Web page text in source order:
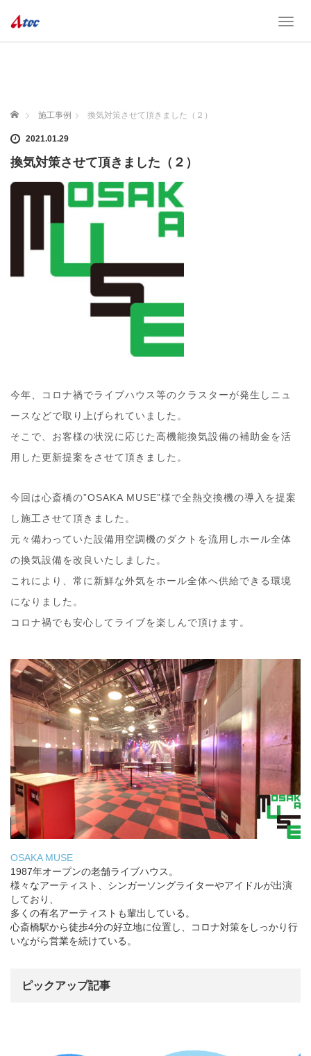
T
ホーム 施工事例 換気対策させて頂きました（２）
2021.01.29
換気対策させて頂きました（２）
今年、コロナ禍でライブハウス等のクラスターが発生しニュ
ースなどで取り上げられていました。
そこで、お客様の状況に応じた高機能換気設備の補助金を活
用した更新提案をさせて頂きました。
今回は心斎橋の”OSAKA MUSE”様で全熱交換機の導入を提案
し施工させて頂きました。
元々備わっていた設備用空調機のダクトを流用しホール全体
の換気設備を改良いたしました。
これにより、常に新鮮な外気をホール全体へ供給できる環境
になりました。
コロナ禍でも安心してライブを楽しんで頂けます。
OSAKA MUSE
1987年オープンの老舗ライブハウス。
様々なアーティスト、シンガーソングライターやアイドルが出演
しており、
多くの有名アーティストも輩出している。
心斎橋駅から徒歩4分の好立地に位置し、コロナ対策をしっかり行
いながら営業を続けている。
ピックアップ記事